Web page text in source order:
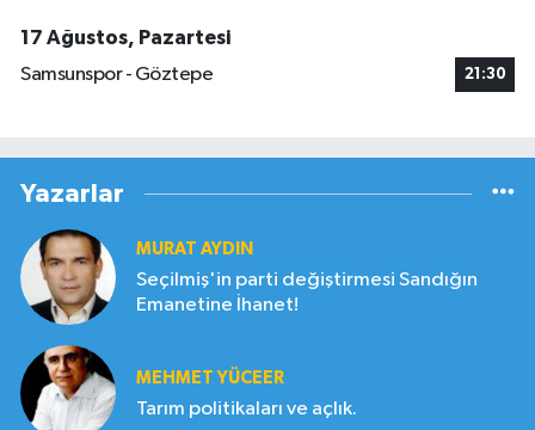
17 Ağustos, Pazartesi
Samsunspor - Göztepe
21:30
Yazarlar
MURAT AYDIN
Seçilmiş'in parti değiştirmesi Sandığın
Emanetine İhanet!
MEHMET YÜCEER
Tarım politikaları ve açlık.